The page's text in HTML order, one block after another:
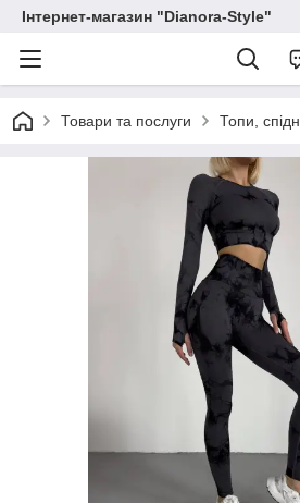
Інтернет-магазин "Dianora-Style"
Товари та послуги Топи,